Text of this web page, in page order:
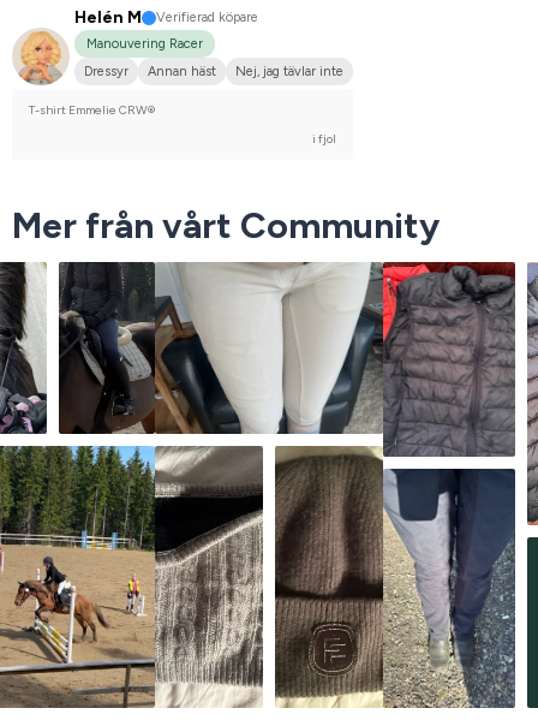
Helén M
Verifierad köpare
Manouvering Racer
Dressyr
Annan häst Nej, jag tävlar inte
T-shirt Emmelie CRW®
i fjol
Mer från vårt Community